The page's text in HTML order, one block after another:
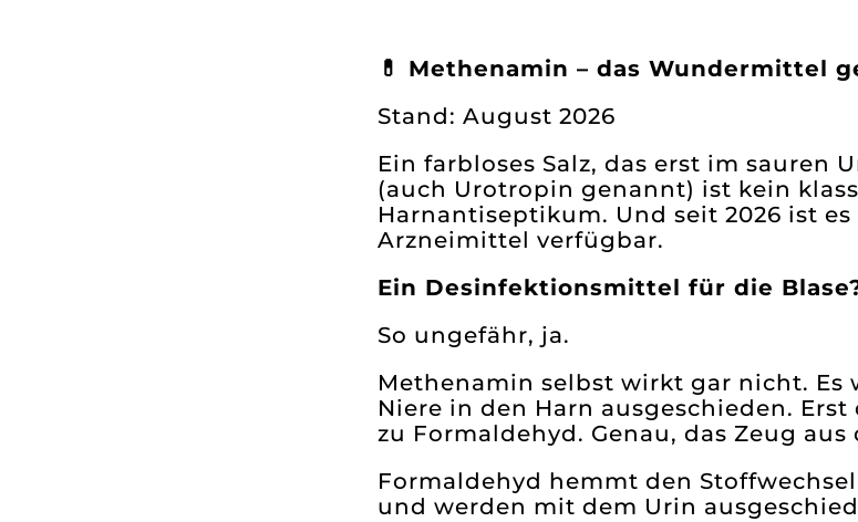
💊 Methenamin – das Wundermittel
Stand: August 2026
Ein farbloses Salz, das erst im
(auch Urotropin genannt) ist kein
Harnantiseptikum. Und seit 2026 ist
Arzneimittel verfügbar.
Ein Desinfektionsmittel für die
So ungefähr, ja.
Methenamin selbst wirkt gar nicht.
Niere in den Harn ausgeschieden.
zu Formaldehyd. Genau, das Zeug
Formaldehyd hemmt den
und werden mit dem Urin